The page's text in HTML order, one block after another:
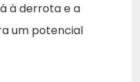
à derrota e a
um potencial